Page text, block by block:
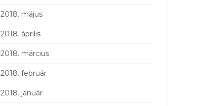
2018. május
2018. április
2018. március
2018. február
2018. január